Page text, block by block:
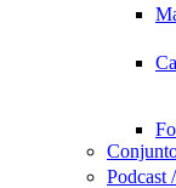
Podcast